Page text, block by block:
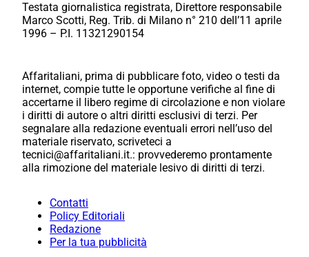
Testata giornalistica registrata, Direttore responsabile
Marco Scotti, Reg. Trib. di Milano n° 210 dell’11 aprile
1996 – P.I. 11321290154
Affaritaliani, prima di pubblicare foto, video o testi da
internet, compie tutte le opportune verifiche al fine di
accertarne il libero regime di circolazione e non violare
i diritti di autore o altri diritti esclusivi di terzi. Per
segnalare alla redazione eventuali errori nell’uso del
materiale riservato, scriveteci a
tecnici@affaritaliani.it.: provvederemo prontamente
alla rimozione del materiale lesivo di diritti di terzi.
Contatti
Policy Editoriali
Redazione
Per la tua pubblicità